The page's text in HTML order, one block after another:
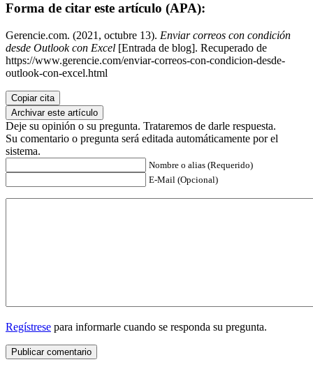
Forma de citar este artículo (APA):
Gerencie.com. (2021, octubre 13). Enviar correos con condición
desde Outlook con Excel [Entrada de blog]. Recuperado de
https://www.gerencie.com/enviar-correos-con-condicion-desde-
outlook-con-excel.html
Copiar cita
Archivar este artículo
Deje su opinión o su pregunta. Trataremos de darle respuesta.
Su comentario o pregunta será editada automáticamente por el
sistema.
Nombre o alias (Requerido)
E-Mail (Opcional)
Regístrese para informarle cuando se responda su pregunta.